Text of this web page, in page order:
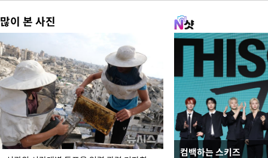
많이 본 사진
컴백하는 스키즈